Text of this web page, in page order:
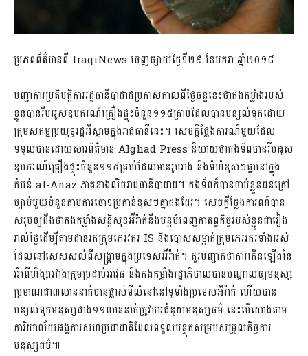
ប្រភពព័ត៌មានពី IraqiNews ចេញផ្សាយថ្ងៃទី២៩ ខែមករា ឆ្នាំ២០១៨
បញ្ជាការប្រតិបត្តិការរដ្ឋធានីបាដាដប្រកាសកាលពីថ្ងៃចន្ទនេះថាកងកម្លាំងរបស់
ខ្លួនបានរឹបអូសឧបករណ៍គ្រឿងផ្ទុះចំនួន១១៥គ្រាប់ដែលបានបន្សល់ទុកដោយ
ក្រុមសកម្មប្រយុទ្ធរដ្ឋអ៊ីស្លាមក្នុងរាជធានីនេះ។ សេចក្តីថ្លែងការណ៍មួយដែល
ទទួលបានដោយសារព័ត៌មាន Alghad Press និយាយថាកងទ័ពបានរឹបអូស
ឧបករណ៍គ្រឿងផ្ទុះចំនួន១១៥គ្រាប់ដែលមានរូបរាង និងទំហំខុសៗគ្នានៅក្នុង
តំបន់ al-Anaz ភាគខាងលិចរាជធានីបាដាដ។ កងទ័ពក៏បានចាប់ខ្លួនជនក្រៅ
ច្បាប់មួយចំនួនតាមការចោទប្រកាន់ខុសៗគ្នាផងដែរ។ សេចក្តីថ្លែងការណ៍បាន
សរុបឲ្យដឹងថាកងកម្លាំងសន្តិសុខអ៊ីរ៉ាក់នឹងបន្តបំពេញកាតព្វកិច្ចរបស់ខ្លួនជារៀង
រាល់ថ្ងៃដើម្បីតាមដានរកក្រុមភេរវករ IS និងបោសសម្អាត់ក្រុមភេរវករទាំងអស់
ដែលនៅសេសសល់ពីសង្រ្គាមក្នុងប្រទេសអ៊ីរ៉ាក់។ គួរបញ្ជាក់ថាការកើនឡើងនៃ
អំពើហិង្សារវាងក្រុមប្រដាប់អាវុធ និងកងកម្លាំងរដ្ឋាភិបាលបានបណ្តាលឲ្យមនុស្ស
ប្រមាណជា៣លាននាក់បានផ្លាស់ទីលំនៅនៅទូទាំងប្រទេសអ៊ីរ៉ាក់ ហើយបាន
បន្សល់ទុកមនុស្សជាង១១លាននាក់ត្រូវការជំនួយមនុស្សធម៌ នេះបើយោងតាម
ការិយាល័យអង្គការសហប្រជាជាតិដែលទទួល​បន្ទុកសម្របសម្រួលកិច្ចការ
មនុស្សធម៌៕